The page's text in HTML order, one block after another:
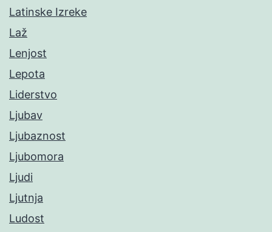
Latinske Izreke
Laž
Lenjost
Lepota
Liderstvo
Ljubav
Ljubaznost
Ljubomora
Ljudi
Ljutnja
Ludost